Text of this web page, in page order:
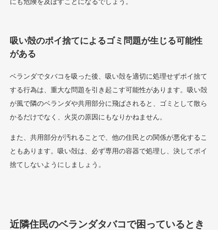
吸い殻のポイ捨てによるゴミ問題が生じる可能性
がある
ベランダでタバコを吸った後、吸い殻を適切に処理せずポイ捨て
する行為は、重大な問題を引き起こす可能性があります。吸い殻
が風で隣のベランダや共用部分に飛ばされると、ゴミとして散ら
かるだけでなく、火災の原因にもなりかねません。
また、共用部分が汚れることで、他の住民との関係が悪化するこ
ともあります。吸い殻は、必ず専用の容器で処理し、決してポイ
捨てしないようにしましょう。
近隣住民のベランダタバコで困っているとき